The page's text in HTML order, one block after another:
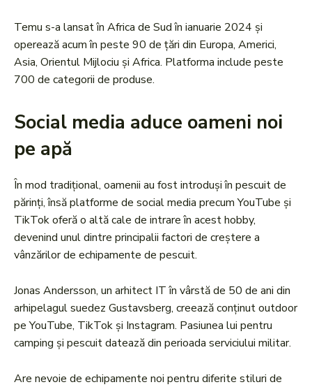
Temu s-a lansat în Africa de Sud în ianuarie 2024 și
operează acum în peste 90 de țări din Europa, Americi,
Asia, Orientul Mijlociu și Africa. Platforma include peste
700 de categorii de produse.
Social media aduce oameni noi
pe apă
În mod tradițional, oamenii au fost introduși în pescuit de
părinți, însă platforme de social media precum YouTube și
TikTok oferă o altă cale de intrare în acest hobby,
devenind unul dintre principalii factori de creștere a
vânzărilor de echipamente de pescuit.
Jonas Andersson, un arhitect IT în vârstă de 50 de ani din
arhipelagul suedez Gustavsberg, creează conținut outdoor
pe YouTube, TikTok și Instagram. Pasiunea lui pentru
camping și pescuit datează din perioada serviciului militar.
Are nevoie de echipamente noi pentru diferite stiluri de